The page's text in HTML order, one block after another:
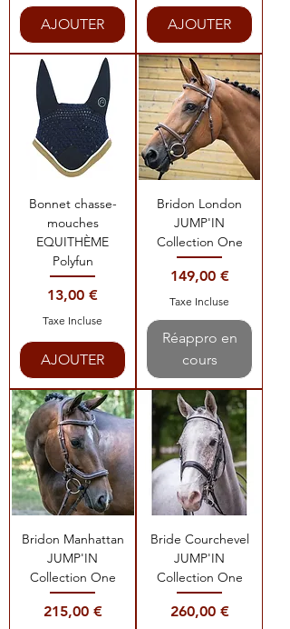
AJOUTER AJOUTER
Bonnet chasse-
mouches
EQUITHÈME
Polyfun
Prix
13,00 €
Taxe Incluse
AJOUTER
Bridon London
JUMP'IN
Collection One
Prix
149,00 €
Taxe Incluse
Réappro en
cours
Bridon Manhattan
JUMP'IN
Collection One
Prix
215,00 €
Bride Courchevel
JUMP'IN
Collection One
Prix
260,00 €